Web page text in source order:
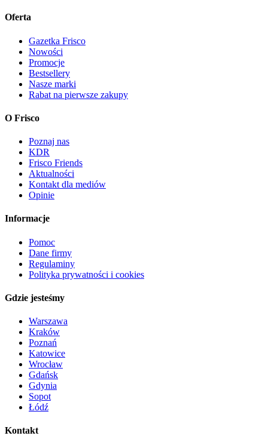
Oferta
Gazetka Frisco
Nowości
Promocje
Bestsellery
Nasze marki
Rabat na pierwsze zakupy
O Frisco
Poznaj nas
KDR
Frisco Friends
Aktualności
Kontakt dla mediów
Opinie
Informacje
Pomoc
Dane firmy
Regulaminy
Polityka prywatności i cookies
Gdzie jesteśmy
Warszawa
Kraków
Poznań
Katowice
Wrocław
Gdańsk
Gdynia
Sopot
Łódź
Kontakt